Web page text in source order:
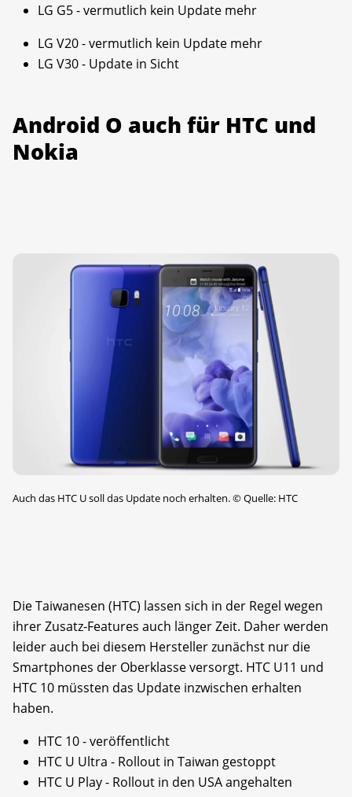
LG G5 - vermutlich kein Update mehr
LG V20 - vermutlich kein Update mehr
LG V30 - Update in Sicht
Android O auch für HTC und
Nokia
Auch das HTC U soll das Update noch erhalten.©Quelle: HTC
Die Taiwanesen (HTC) lassen sich in der Regel wegen
ihrer Zusatz-Features auch länger Zeit. Daher werden
leider auch bei diesem Hersteller zunächst nur die
Smartphones der Oberklasse versorgt. HTC U11 und
HTC 10 müssten das Update inzwischen erhalten
haben.
HTC 10 - veröffentlicht
HTC U Ultra - Rollout in Taiwan gestoppt
HTC U Play - Rollout in den USA angehalten